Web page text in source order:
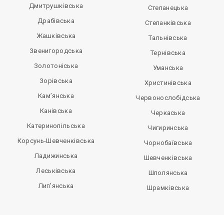
Дмитрушківська
Драбівська
Жашківська
Звенигородська
Золотоніська
Зорівська
Кам’янська
Канівська
Катеринопільська
Корсунь-Шевченківська
Ладижинська
Леськівська
Лип’янська
Степанецька
Степанківська
Тальнівська
Тернівська
Уманська
Христинівська
Червонослобідська
Черкаська
Чигиринська
Чорнобаївська
Шевченківська
Шполянська
Шрамківська